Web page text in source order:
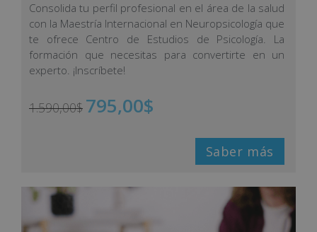
Consolida tu perfil profesional en el área de la salud
con la Maestría Internacional en Neuropsicología que
te ofrece Centro de Estudios de Psicología. La
formación que necesitas para convertirte en un
experto. ¡Inscríbete!
1.590,00$ 795,00$
Saber más